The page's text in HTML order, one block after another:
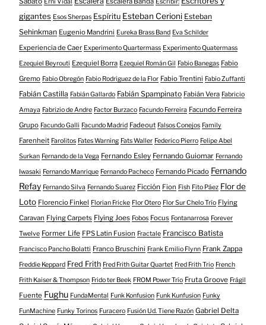
gigantes Esos Sherpas Espíritu Esteban Cerioni Esteban
Sehinkman Eugenio Mandrini Eureka Brass Band Eva Schilder
Experiencia de Caer Experimento Quartermass Experimento Quatermass
Ezequiel Beyrouti Ezequiel Borra Ezequiel Román Gil Fabio Banegas Fabio
Gremo Fabio Obregón Fabio Rodriguez de la Flor Fabio Trentini Fabio Zuffanti
Fabián Castilla Fabián Gallardo Fabián Spampinato Fabián Vera Fabricio
Amaya Fabrizio de Andre Factor Burzaco Facundo Ferreira Facundo Ferreira
Grupo Facundo Galli Facundo Madrid Fadeout Falsos Conejos Family
Farenheit Farolitos Fates Warning Fats Waller Federico Pierro Felipe Abel
Surkan Fernando de la Vega Fernando Esley Fernando Guiomar Fernando
Iwasaki Fernando Manrique Fernando Pacheco Fernando Picado Fernando
Refay Fernando Silva Fernando Suarez Ficción Fion Fish Fito Páez Flor de
Loto Florencio Finkel Florian Fricke Flor Otero Flor Sur Chelo Trío Flying
Caravan Flying Carpets Flying Joes Fobos Focus Fontanarrosa Forever
Twelve Former Life FPS Latin Fusion Fractale Francisco Batista
Francisco Pancho Bolatti Franco Bruschini Frank Emilio Flynn Frank Zappa
Freddie Keppard Fred Frith Fred Frith Guitar Quartet Fred Frith Trio French
Frith Kaiser & Thompson Frido ter Beek FROM Power Trío Fruta Groove Frágil
Fuente Fughu FundaMental Funk Konfusion Funk Kunfusion Funky
FunMachine Funky Torinos Furacero Fusión Ud. Tiene Razón Gabriel Delta